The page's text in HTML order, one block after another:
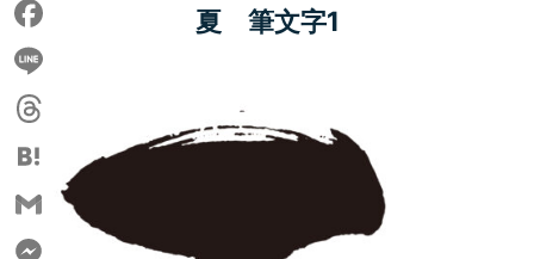
夏 筆文字1
Facebook
Line
Threads
Hatena
Gmail